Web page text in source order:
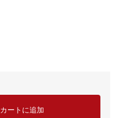
カートに追加